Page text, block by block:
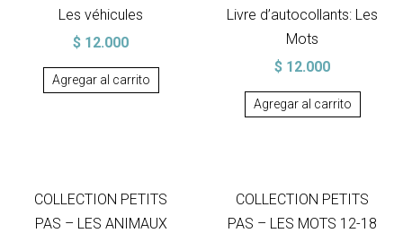
Les véhicules
$ 12.000
Agregar al carrito
Livre d’autocollants: Les
Mots
$ 12.000
Agregar al carrito
COLLECTION PETITS
PAS – LES ANIMAUX
COLLECTION PETITS
PAS – LES MOTS 12-18